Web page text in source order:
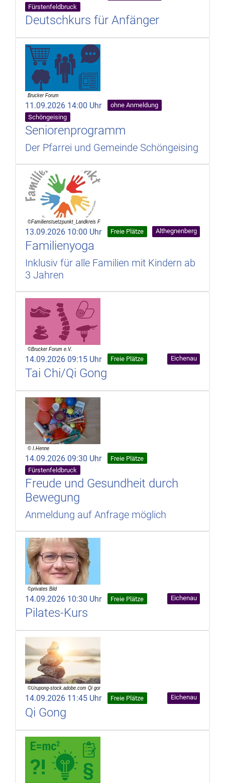
Fürstenfeldbruck
Deutschkurs für Anfänger
11.09.2026 14:00 Uhr
ohne Anmeldung
Schöngeising
Seniorenprogramm
Der Pfarrei und Gemeinde Schöngeising
13.09.2026 10:00 Uhr Freie Plätze Althegnenberg
Familienyoga
Inklusiv für alle Familien mit Kindern ab
3 Jahren
14.09.2026 09:15 Uhr Freie Plätze Eichenau
Tai Chi/Qi Gong
14.09.2026 09:30 Uhr
Freie Plätze
Fürstenfeldbruck
Freude und Gesundheit durch
Bewegung
Anmeldung auf Anfrage möglich
14.09.2026 10:30 Uhr Freie Plätze Eichenau
Pilates-Kurs
14.09.2026 11:45 Uhr Freie Plätze Eichenau
Qi Gong